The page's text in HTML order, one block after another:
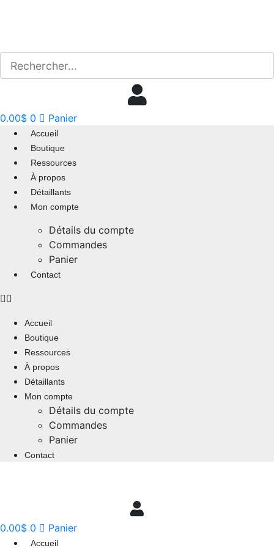
0.00$ 0 Panier
Accueil
Boutique
Ressources
À propos
Détaillants
Mon compte
Détails du compte
Commandes
Panier
Contact
Accueil
Boutique
Ressources
À propos
Détaillants
Mon compte
Détails du compte
Commandes
Panier
Contact
0.00$ 0 Panier
Accueil